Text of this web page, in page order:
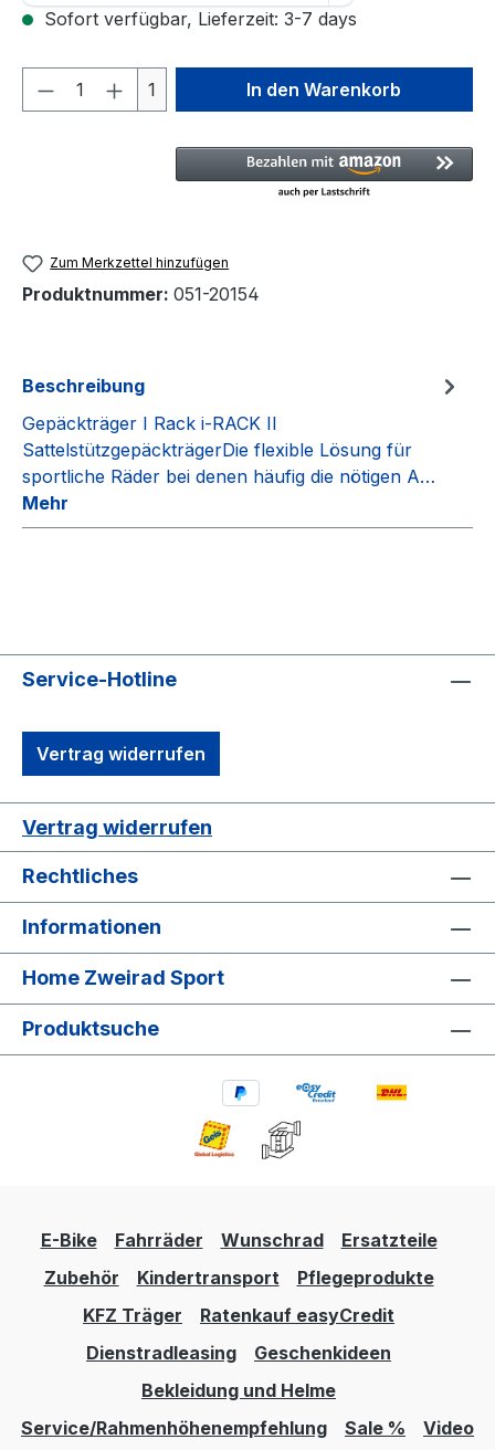
Sofort verfügbar, Lieferzeit: 3-7 days
Produkt Anzahl: Gib den
1 In den Warenkorb
Zum Merkzettel hinzufügen
Produktnummer: 051-20154
Beschreibung
Gepäckträger I Rack i-RACK II
SattelstützgepäckträgerDie flexible Lösung für
sportliche Räder bei denen häufig die nötigen A…
Mehr
Service-Hotline
Vertrag widerrufen
Vertrag widerrufen
Rechtliches
Informationen
Home Zweirad Sport
Produktsuche
E-Bike Fahrräder Wunschrad
Ersatzteile
Zubehör
Kindertransport
Pflegeprodukte
KFZ Träger
Ratenkauf easyCredit
Dienstradleasing
Geschenkideen
Bekleidung und Helme
Service/Rahmenhöhenempfehlung
Sale % Video